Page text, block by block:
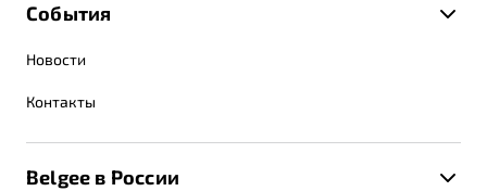
События
Новости
Контакты
Belgee в России